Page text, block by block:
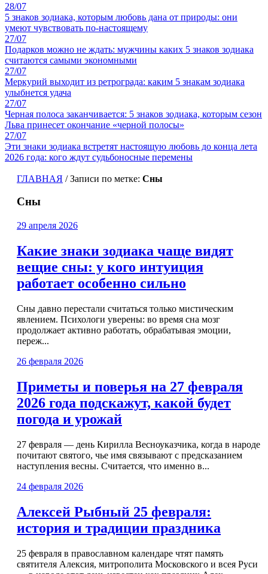
28/07
5 знаков зодиака, которым любовь дана от природы: они
умеют чувствовать по-настоящему
27/07
Подарков можно не ждать: мужчины каких 5 знаков зодиака
считаются самыми экономными
27/07
Меркурий выходит из ретрограда: каким 5 знакам зодиака
улыбнется удача
27/07
Черная полоса заканчивается: 5 знаков зодиака, которым сезон
Льва принесет окончание «черной полосы»
27/07
Эти знаки зодиака встретят настоящую любовь до конца лета
2026 года: кого ждут судьбоносные перемены
ГЛАВНАЯ /Записи по метке: Сны
Сны
29 апреля 2026
Какие знаки зодиака чаще видят
вещие сны: у кого интуиция
работает особенно сильно
Сны давно перестали считаться только мистическим
явлением. Психологи уверены: во время сна мозг
продолжает активно работать, обрабатывая эмоции,
переж...
26 февраля 2026
Приметы и поверья на 27 февраля
2026 года подскажут, какой будет
погода и урожай
27 февраля — день Кирилла Весноуказчика, когда в народе
почитают святого, чье имя связывают с предсказанием
наступления весны. Считается, что именно в...
24 февраля 2026
Алексей Рыбный 25 февраля:
история и традиции праздника
25 февраля в православном календаре чтят память
святителя Алексия, митрополита Московского и всея Руси